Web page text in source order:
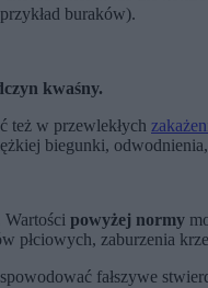
buraków).
kwaśny.
też w przewlekłych
biegunki,
Wartości powyżej normy
płciowych, zaburzenia
fałszywe